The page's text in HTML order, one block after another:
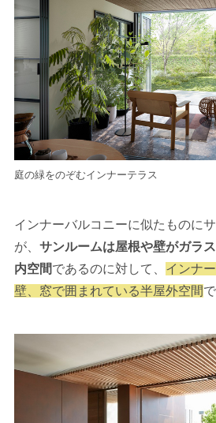
庭の緑をのぞむインナーテラス
インナーバルコニーに似たものに
が、 サンルームは屋根や壁がガラ
内空間であるのに対して、 インナ
壁、窓で囲まれている半屋外空間